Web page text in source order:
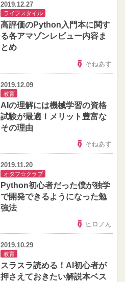
2019.12.27
ライフスタイル
高評価のPython入門本に関す
る各アマゾンレビュー内容ま
とめ
そねあす
2019.12.09
教育
AIの理解には機械学習の資格
試験が最適！メリット豊富な
その理由
そねあす
2019.11.20
オタフ☆クラブ
Python初心者だった僕が独学
で開発できるようになった勉
強法
ヒロノん
2019.10.29
教育
スラスラ読める！AI初心者が
押さえておきたい解説本ベス